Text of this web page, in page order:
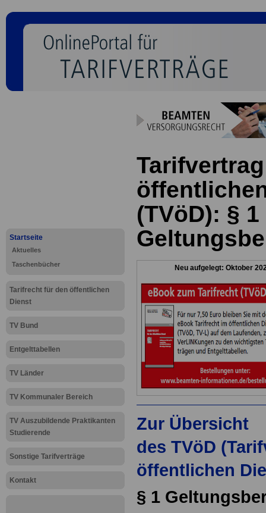
Startseite
Aktuelles
Taschenbücher
Tarifrecht für den öffentlichen
Dienst
TV Bund
Entgelttabellen
TV Länder
TV Kommunaler Bereich
TV Auszubildende Praktikanten
Studierende
Sonstige Tarifverträge
Kontakt
(TVöD): § 1
Neu aufgelegt: Oktober
Zur Übersicht
des TVöD
öffentlichen
§ 1